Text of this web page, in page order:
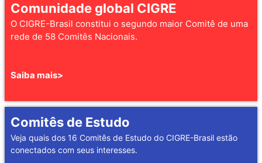
Comunidade global CIGRE
O CIGRE-Brasil constitui o segundo maior Comitê de uma
rede de 58 Comitês Nacionais.
Saiba mais>
Comitês de Estudo
Veja quais dos 16 Comitês de Estudo do CIGRE-Brasil estão
conectados com seus interesses.